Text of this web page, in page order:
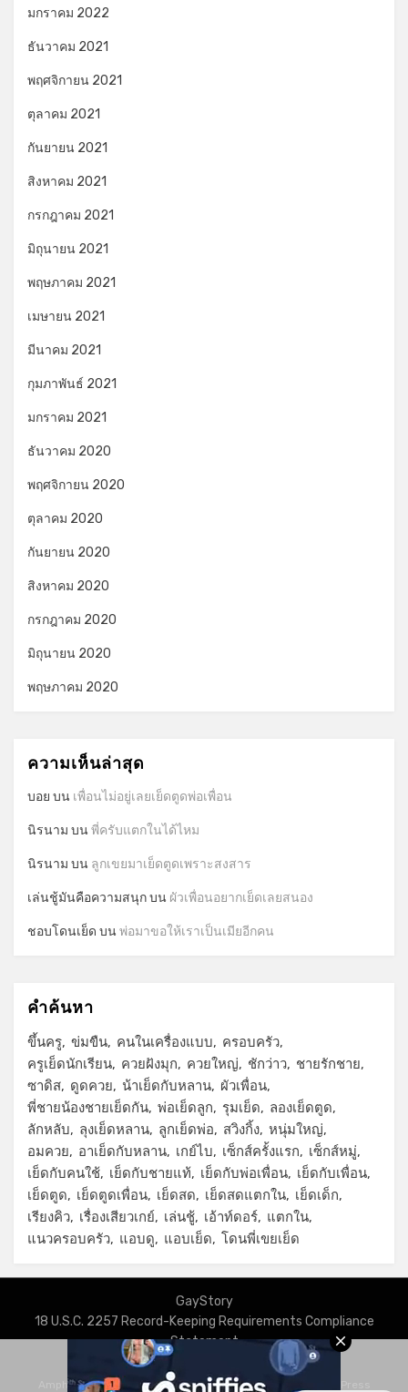
มกราคม 2022
ธันวาคม 2021
พฤศจิกายน 2021
ตุลาคม 2021
กันยายน 2021
สิงหาคม 2021
กรกฎาคม 2021
มิถุนายน 2021
พฤษภาคม 2021
เมษายน 2021
มีนาคม 2021
กุมภาพันธ์ 2021
มกราคม 2021
ธันวาคม 2020
พฤศจิกายน 2020
ตุลาคม 2020
กันยายน 2020
สิงหาคม 2020
กรกฎาคม 2020
มิถุนายน 2020
พฤษภาคม 2020
ความเห็นล่าสุด
บอย บน เพื่อนไม่อยู่เลยเย็ดตูดพ่อเพื่อน
นิรนาม บนพี่ครับแตกในได้ไหม
นิรนาม บน ลูกเขยมาเย็ดตูดเพราะสงสาร
เล่นชู้มันคือความสนุกบน ผัวเพื่อนอยากเย็ดเลยสนอง
ชอบโดนเย็ด บนพ่อมาขอให้เราเป็นเมียอีกคน
คำค้นหา
ขึ้นครู ข่มขืน คนในเครื่องแบบ
ครอบครัว
ครูเย็ดนักเรียน
ควยฝังมุก ควยใหญ่ ชักว่าว
ชายรักชาย
ซาดิส
ดูดควย น้าเย็ดกับหลาน
ผัวเพื่อน
พี่ชายน้องชายเย็ดกัน พ่อเย็ดลูก รุมเย็ด
ลองเย็ดตูด
ลักหลับ
ลุงเย็ดหลาน ลูกเย็ดพ่อ สวิงกิ้ง หนุ่มใหญ่
อมควย
อาเย็ดกับหลาน เกย์ไบ เซ็กส์ครั้งแรก
เซ็กส์หมู่
เย็ดกับคนใช้
เย็ดกับชายแท้ เย็ดกับพ่อเพื่อน
เย็ดกับเพื่อน
เย็ดตูด
เย็ดตูดเพื่อน เย็ดสด เย็ดสดแตกใน
เย็ดเด็ก
เรียงคิว
เรื่องเสียวเกย์ เล่นชู้ เอ้าท์ดอร์
แตกใน
แนวครอบครัว
แอบดู แอบเย็ด โดนพี่เขยเย็ด
GayStory
18 U.S.C. 2257 Record-Keeping Requirements Compliance
Statement
Privacy Policy
Amphibious Theme byTemplatePocket ⋅Powered by